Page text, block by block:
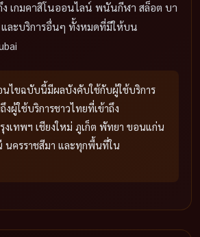
ง เกมคาสิโนออนไลน์ พนันกีฬา สล็อต บา
และบริการอื่นๆ ทั้งหมดที่มีให้บน
นไขฉบับนี้มีผลบังคับใช้กับผู้ใช้บริการ
ผู้ใช้บริการชาวไทยที่เข้าถึง
เทพฯ เชียงใหม่ ภูเก็ต พัทยา ขอนแก่น
นครราชสีมา และทุกพื้นที่ใน